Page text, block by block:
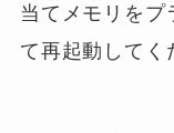
当てメモリをプ
て再起動してく